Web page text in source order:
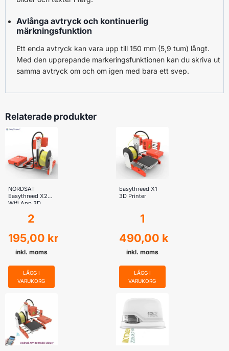
Avlånga avtryck och kontinuerlig
märkningsfunktion
Ett enda avtryck kan vara upp till 150 mm (5,9 tum) långt.
Med den upprepande markeringsfunktionen kan du skriva ut
samma avtryck om och om igen med bara ett svep.
Relaterade produkter
NORDSAT
Easythreed X2
Wifi App 3D
2
195,00 kr
inkl. moms
LÄGG I
VARUKORG
Easythreed X1
3D Printer
1
490,00 kr
inkl. moms
LÄGG I
VARUKORG